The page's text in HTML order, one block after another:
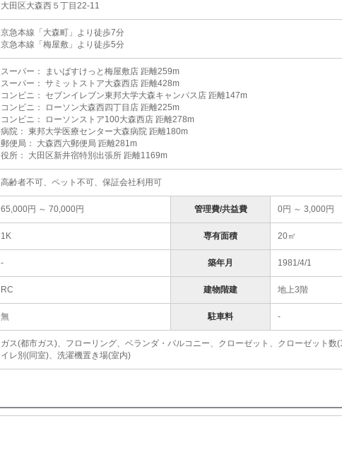
大田区大森西５丁目22-11
京急本線「大森町」より徒歩7分
京急本線「梅屋敷」より徒歩5分
スーパー： まいばすけっと梅屋敷店 距離259m
スーパー： サミットストア大森西店 距離428m
コンビニ： セブンイレブン東邦大学大森キャンパス店 距離147m
コンビニ： ローソン大森西四丁目店 距離225m
コンビニ： ローソンストア100大森西店 距離278m
病院： 東邦大学医療センター大森病院 距離180m
郵便局： 大森西六郵便局 距離281m
役所： 大田区新井宿特別出張所 距離1169m
高齢者不可、ペット不可、保証会社利用可
65,000円 ～ 70,000円 管理費/共益費 0円 ～ 3,000円
1K 専有面積 20㎡
- 築年月 1981/4/1
RC 建物階建 地上3階
無 駐車料 -
ガス(都市ガス)、フローリング、ベランダ・バルコニー、クローゼット、クローゼット数
イレ別(同室)、洗濯機置き場(室内)